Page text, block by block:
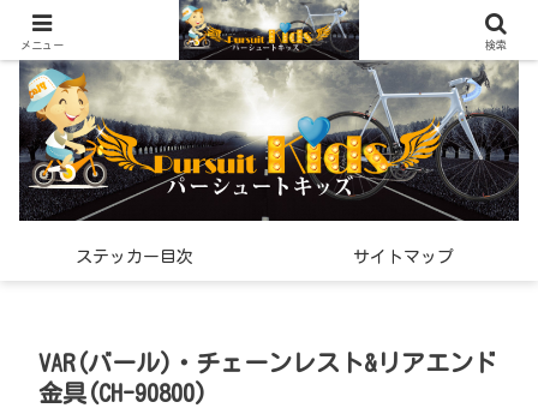
世界中で見つけた「希少なスポーツ雑貨」の紹介メディア
ステッカー目次 サイトマップ
VAR(バール)・チェーンレスト&リアエンド
金具(CH-90800)
メニュー 検索